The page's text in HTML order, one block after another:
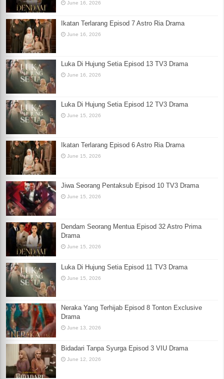
June 16, 2026
Ikatan Terlarang Episod 7 Astro Ria Drama
June 16, 2026
Luka Di Hujung Setia Episod 13 TV3 Drama
June 16, 2026
Luka Di Hujung Setia Episod 12 TV3 Drama
June 15, 2026
Ikatan Terlarang Episod 6 Astro Ria Drama
June 15, 2026
Jiwa Seorang Pentaksub Episod 10 TV3 Drama
June 15, 2026
Dendam Seorang Mentua Episod 32 Astro Prima
Drama
June 15, 2026
Luka Di Hujung Setia Episod 11 TV3 Drama
June 15, 2026
Neraka Yang Terhijab Episod 8 Tonton Exclusive
Drama
June 13, 2026
Bidadari Tanpa Syurga Episod 3 VIU Drama
June 12, 2026